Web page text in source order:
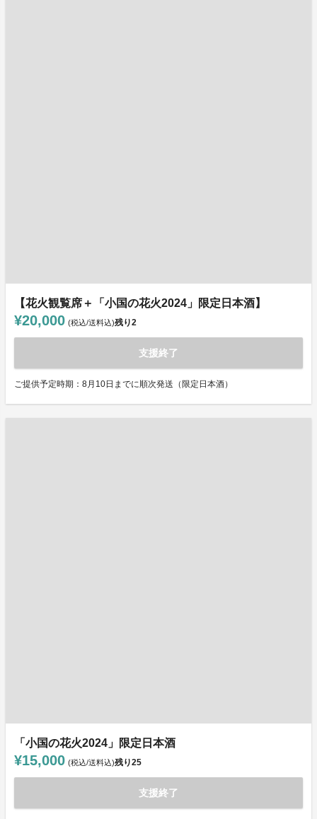
【花火観覧席＋「小国の花火2024」限定日本酒】
¥20,000 (税込/送料込)残り2
支援終了
ご提供予定時期：8月10日までに順次発送（限定日本酒）
「小国の花火2024」限定日本酒
¥15,000 (税込/送料込)残り25
支援終了